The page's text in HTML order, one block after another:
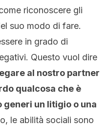
riconoscere gli
suo modo di fare.
in grado di
Questo vuol dire
al nostro partner
qualcosa che è
generi un litigio o una
le abilità sociali sono